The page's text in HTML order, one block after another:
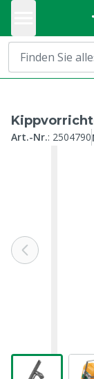
Art.-Nr.: 2504790